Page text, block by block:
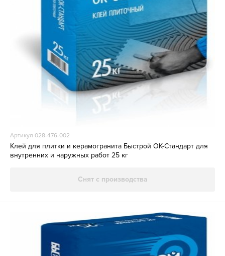
Артикул 028-476-002
Клей для плитки и керамогранита Быстрой ОК-Стандарт для
внутренних и наружных работ 25 кг
Снят с производства